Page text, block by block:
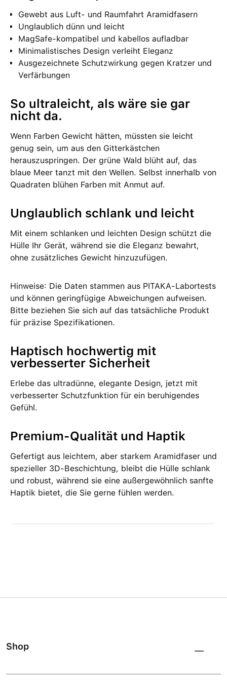
Gewebt aus Luft- und Raumfahrt Aramidfasern
Unglaublich dünn und leicht
MagSafe-kompatibel und kabellos aufladbar
Minimalistisches Design verleiht Eleganz
Ausgezeichnete Schutzwirkung gegen Kratzer und
Verfärbungen
So ultraleicht, als wäre sie gar
nicht da.
Wenn Farben Gewicht hätten, müssten sie leicht
genug sein, um aus den Gitterkästchen
herauszuspringen. Der grüne Wald blüht auf, das
blaue Meer tanzt mit den Wellen. Selbst innerhalb von
Quadraten blühen Farben mit Anmut auf.
Unglaublich schlank und leicht
Mit einem schlanken und leichten Design schützt die
Hülle Ihr Gerät, während sie die Eleganz bewahrt,
ohne zusätzliches Gewicht hinzuzufügen.
Hinweise: Die Daten stammen aus PITAKA-Labortests
und können geringfügige Abweichungen aufweisen.
Bitte beziehen Sie sich auf das tatsächliche Produkt
für präzise Spezifikationen.
Haptisch hochwertig mit
verbesserter Sicherheit
Erlebe das ultradünne, elegante Design, jetzt mit
verbesserter Schutzfunktion für ein beruhigendes
Gefühl.
Premium-Qualität und Haptik
Gefertigt aus leichtem, aber starkem Aramidfaser und
spezieller 3D-Beschichtung, bleibt die Hülle schlank
und robust, während sie eine außergewöhnlich sanfte
Haptik bietet, die Sie gerne fühlen werden.
Shop